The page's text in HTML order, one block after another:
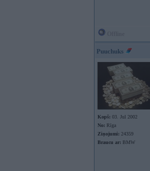
Puuchuks
Kopš: 03. Jul 2002
No: Rīga
Ziņojumi: 24359
Braucu ar: BMW